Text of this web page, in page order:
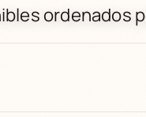
ordenados